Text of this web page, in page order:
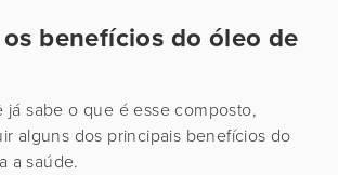
benefícios do óleo de
sabe o que é esse composto,
alguns dos principais benefícios do
a saúde.